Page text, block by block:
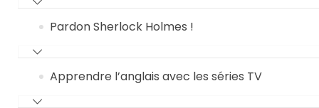
Pardon Sherlock Holmes !
Apprendre l’anglais avec les séries TV